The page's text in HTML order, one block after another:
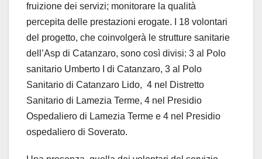
fruizione dei servizi; monitorare la qualità
percepita delle prestazioni erogate. I 18 volontari
del progetto, che coinvolgerà le strutture sanitarie
dell’Asp di Catanzaro, sono così divisi: 3 al Polo
sanitario Umberto I di Catanzaro, 3 al Polo
Sanitario di Catanzaro Lido, 4 nel Distretto
Sanitario di Lamezia Terme, 4 nel Presidio
Ospedaliero di Lamezia Terme e 4 nel Presidio
ospedaliero di Soverato.